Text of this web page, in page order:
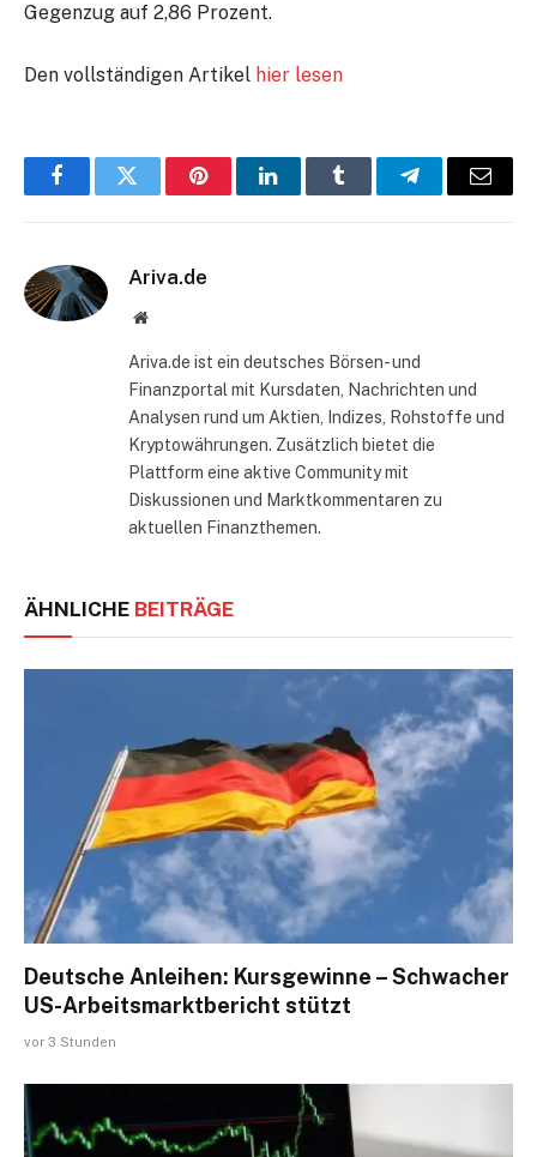
Gegenzug auf 2,86 Prozent.
Den vollständigen Artikel hier lesen
FacebookTwitter PinterestLinkedInTumblr TelegramE-
Ariva.de
Website
Ariva.de ist ein deutsches Börsen- und
Finanzportal mit Kursdaten, Nachrichten und
Analysen rund um Aktien, Indizes, Rohstoffe und
Kryptowährungen. Zusätzlich bietet die
Plattform eine aktive Community mit
Diskussionen und Marktkommentaren zu
aktuellen Finanzthemen.
ÄHNLICHE BEITRÄGE
Deutsche Anleihen: Kursgewinne – Schwacher
US-Arbeitsmarktbericht stützt
vor 3 Stunden